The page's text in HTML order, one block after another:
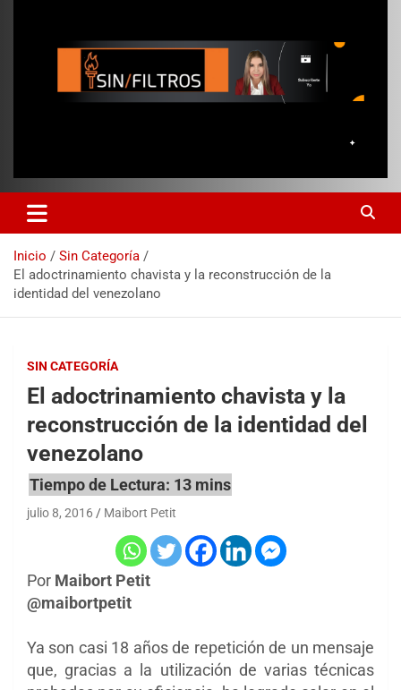
Inicio
Sin Categoría
El adoctrinamiento chavista y la reconstrucción de la
identidad del venezolano
SIN CATEGORÍA
El adoctrinamiento chavista y la
reconstrucción de la identidad del
venezolano
julio 8, 2016 Maibort Petit
Por Maibort Petit
@maibortpetit
Ya son casi 18 años de repetición de un mensaje
que, gracias a la utilización de varias técnicas